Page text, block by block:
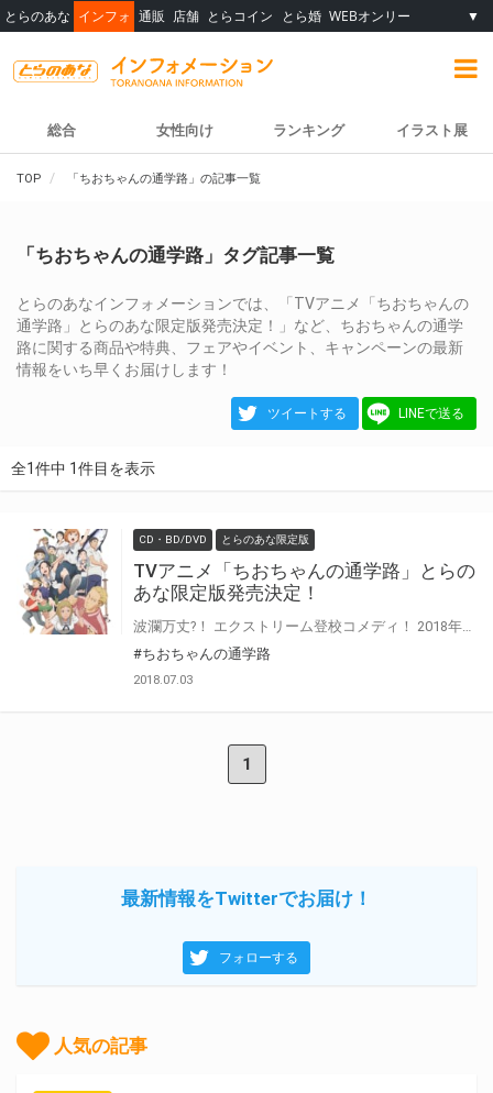
とらのあな インフォ 通販 店舗 とらコイン とら婚 WEBオンリー ▼
総合 女性向け ランキング イラスト展
TOP 「ちおちゃんの通学路」の記事一覧
「ちおちゃんの通学路」タグ記事一覧
とらのあなインフォメーションでは、「TVアニメ「ちおちゃんの
通学路」とらのあな限定版発売決定！」など、ちおちゃんの通学
路に関する商品や特典、フェアやイベント、キャンペーンの最新
情報をいち早くお届けします！
ツイートする LINEで送る
全1件中 1件目を表示
CD・BD/DVD とらのあな限定版
TVアニメ「ちおちゃんの通学路」とらの
あな限定版発売決定！
#ちおちゃんの通学路
2018.07.03
1
最新情報をTwitterでお届け！
フォローする
人気の記事